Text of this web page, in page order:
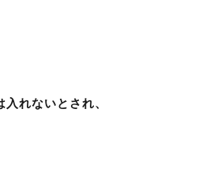
れないとされ、